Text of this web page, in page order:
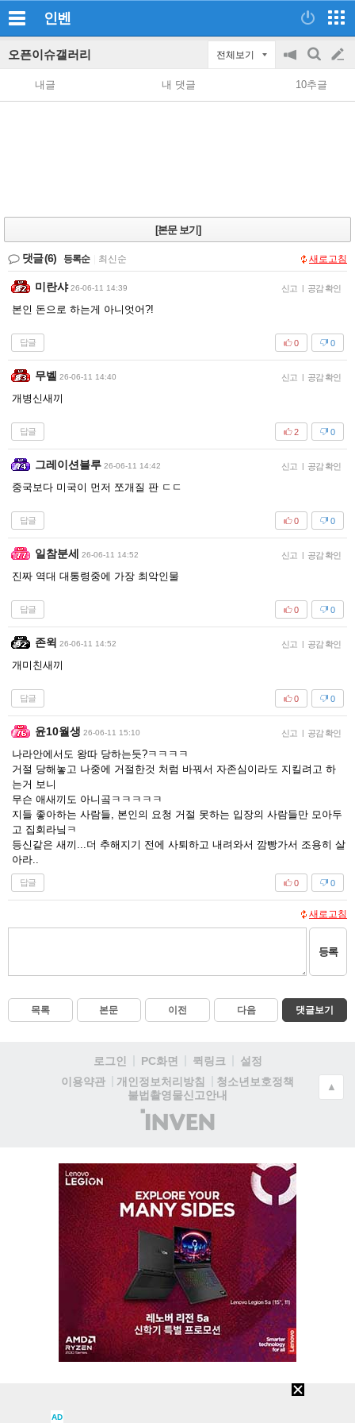
인벤
오픈이슈갤러리 전체보기
공
지
on/off
검
색
글
쓰
내글 내 댓글 10추글
[본문 보기]
댓글(6) 등록순 최신순 새로고침
미란샤 26-06-11 14:39 신고 | 공감 확인
본인 돈으로 하는게 아니엇어?!
답글 0
0
무벨 26-06-11 14:40 신고 | 공감 확인
개병신새끼
답글 0
2
그레이션블루 26-06-11 14:42 신고 | 공감 확인
중국보다 미국이 먼저 쪼개질 판 ㄷㄷ
답글 0
0
일참분세 26-06-11 14:52 신고 | 공감 확인
진짜 역대 대통령중에 가장 최악인물
답글 0
0
존윅 26-06-11 14:52 신고 | 공감 확인
개미친새끼
답글 0
0
윤10월생 26-06-11 15:10 신고 | 공감 확인
나라안에서도 왕따 당하는듯?ㅋㅋㅋㅋ
거절 당해놓고 나중에 거절한것 처럼 바꿔서 자존심이라도 지킬려고 하
는거 보니
무슨 애새끼도 아니곸ㅋㅋㅋㅋㅋ
지들 좋아하는 사람들, 본인의 요청 거절 못하는 입장의 사람들만 모아두
고 집회라닠ㅋ
등신같은 새끼...더 추해지기 전에 사퇴하고 내려와서 깜빵가서 조용히 살
아라..
답글 0
0
새로고침
등록
목록 본문 이전 다음 댓글보기
로그인 PC화면 퀵링크
설정
이용약관
개인정보처리방침
청소년보호정책
불법촬영물신고안내
(주)
인
▲
AD